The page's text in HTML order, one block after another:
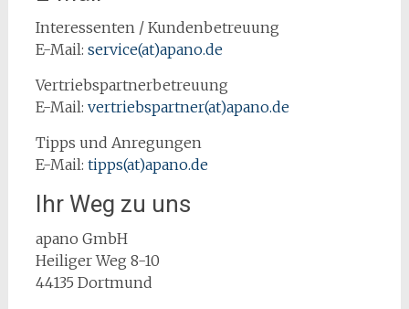
Interessenten / Kundenbetreuung
E-Mail: service(at)apano.de
Vertriebspartnerbetreuung
E-Mail: vertriebspartner(at)apano.de
Tipps und Anregungen
E-Mail: tipps(at)apano.de
Ihr Weg zu uns
apano GmbH
Heiliger Weg 8-10
44135 Dortmund